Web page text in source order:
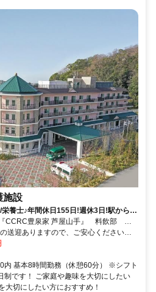
施設
養士♪年間休日155日!週休3日!駅から送
CCRC豊泉家 芦屋山手』 料飲部 豊
送迎ありますので、ご安心ください！
川」駅よりバス5～20分 阪急バス
5分/阪急バス「甲南高校前」バス停降車
内 基本8時間勤務（休憩60分） ※シフト
です！ ご家庭や趣味を大切にしたい
大切にしたい方におすすめ！